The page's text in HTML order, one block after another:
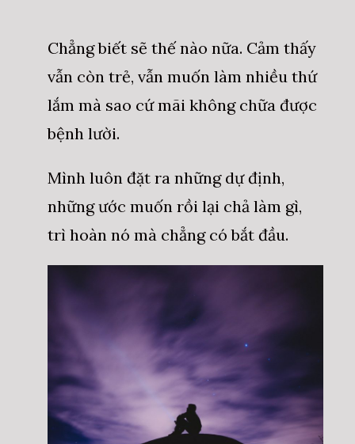
Chẳng biết sẽ thế nào nữa. Cảm thấy
vẫn còn trẻ, vẫn muốn làm nhiều thứ
lắm mà sao cứ mãi không chữa được
bệnh lười.
Mình luôn đặt ra những dự định,
những ước muốn rồi lại chả làm gì,
trì hoàn nó mà chẳng có bắt đầu.